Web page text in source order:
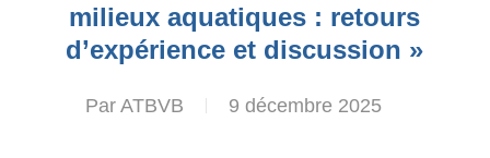
milieux aquatiques : retours
d’expérience et discussion »
Par ATBVB 9 décembre 2025